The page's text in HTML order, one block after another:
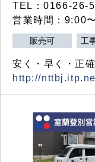
TEL：0166-26-
営業時間：9:00
販売可 工
安く・早く・正確
http://